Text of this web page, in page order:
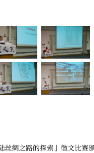
丝绸之路的探索」徵文比赛